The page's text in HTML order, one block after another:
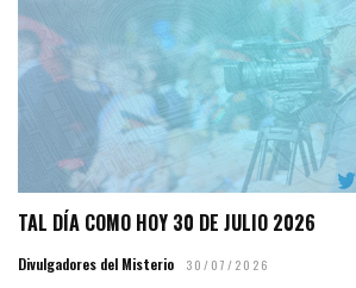
TAL DÍA COMO HOY 30 DE JULIO 2026
Divulgadores del Misterio 30/07/2026